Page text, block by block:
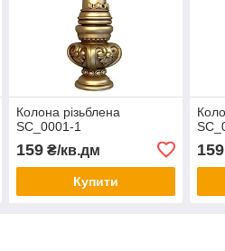
Колона різьблена
SC_0001-1
159₴/кв.дм
Купити
159